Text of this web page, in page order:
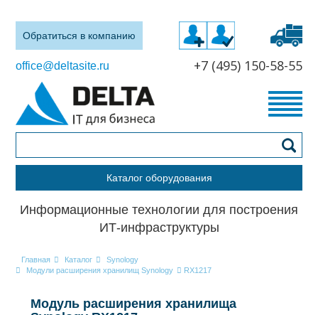
Обратиться в компанию
office@deltasite.ru +7 (495) 150-58-55
Каталог оборудования
Информационные технологии для построения
ИТ-инфраструктуры
Главная Каталог
Synology
Модули расширения хранилищ Synology
RX1217
Модуль расширения хранилища